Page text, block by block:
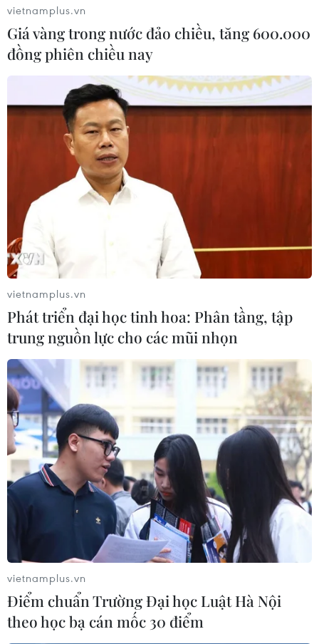
vietnamplus.vn
Giá vàng trong nước đảo chiều, tăng 600.000
đồng phiên chiều nay
vietnamplus.vn
Phát triển đại học tinh hoa: Phân tầng, tập
trung nguồn lực cho các mũi nhọn
vietnamplus.vn
Điểm chuẩn Trường Đại học Luật Hà Nội
theo học bạ cán mốc 30 điểm